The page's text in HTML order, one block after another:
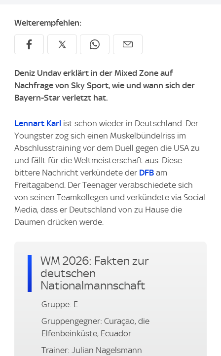
Weiterempfehlen:
Deniz Undav erklärt in der Mixed Zone auf
Nachfrage von Sky Sport, wie und wann sich der
Bayern-Star verletzt hat.
Lennart Karl ist schon wieder in Deutschland. Der
Youngster zog sich einen Muskelbündelriss im
Abschlusstraining vor dem Duell gegen die USA zu
und fällt für die Weltmeisterschaft aus. Diese
bittere Nachricht verkündete der DFB am
Freitagabend. Der Teenager verabschiedete sich
von seinen Teamkollegen und verkündete via Social
Media, dass er Deutschland von zu Hause die
Daumen drücken werde.
WM 2026: Fakten zur
deutschen
Nationalmannschaft
Gruppe: E
Gruppengegner: Curaçao, die
Elfenbeinküste, Ecuador
Trainer: Julian Nagelsmann